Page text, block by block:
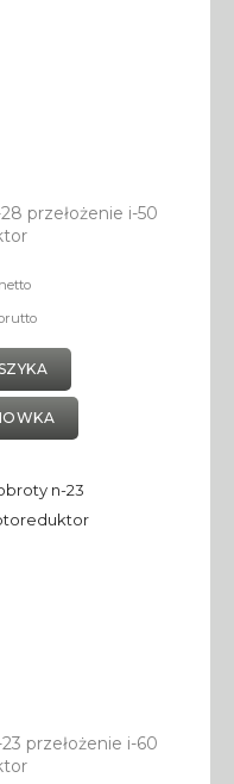
przełożenie i-50
netto
przełożenie i-60